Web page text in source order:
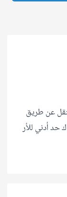
عن طريق
حد أدني للأر